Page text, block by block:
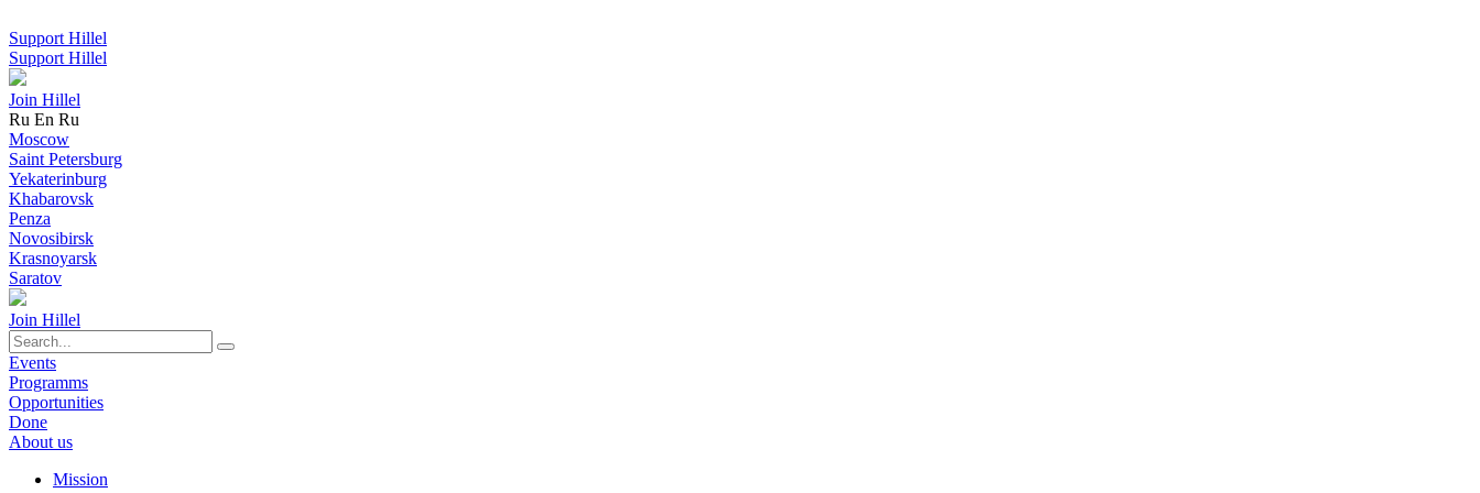
Support Hillel
Support Hillel
Join Hillel
Ru En Ru
Moscow
Saint Petersburg
Yekaterinburg
Khabarovsk
Penza
Novosibirsk
Krasnoyarsk
Saratov
Join Hillel
Events
Programms
Opportunities
Done
About us
Mission